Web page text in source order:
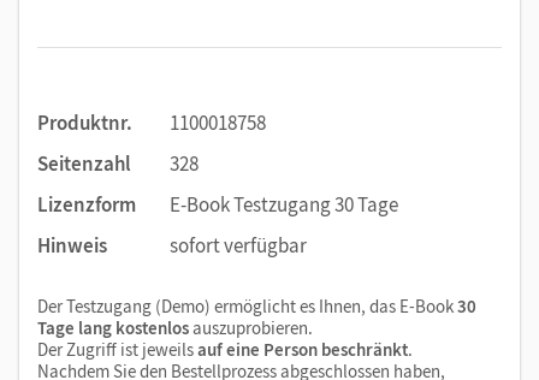
Produktnr.
1100018758
Seitenzahl
328
Lizenzform
E-Book Testzugang 30 Tage
Hinweis
sofort verfügbar
Der Testzugang (Demo) ermöglicht es Ihnen, das E-Book30
Tage lang kostenlosauszuprobieren.
Der Zugriff ist jeweilsauf eine Person beschränkt.
Nachdem Sie den Bestellprozess abgeschlossen haben,